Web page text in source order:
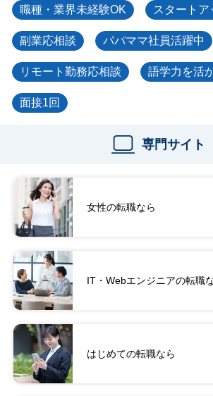
職種・業界未経験OK スタートア
副業応相談 パパママ社員活躍中
リモート勤務応相談 語学力を活
面接1回
専門サイト
女性の転職なら
IT・Webエンジニアの転職
はじめての転職なら